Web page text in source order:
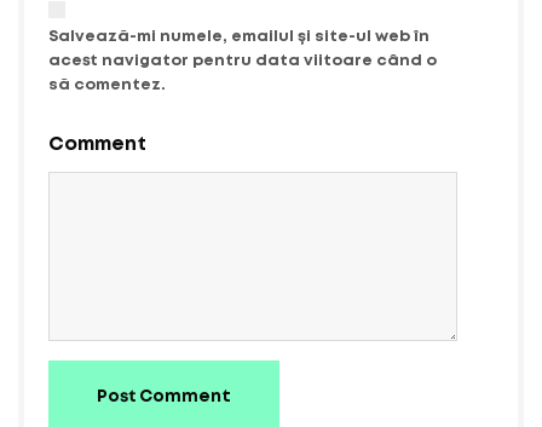
Salvează-mi numele, emailul și site-ul web în
acest navigator pentru data viitoare când o
să comentez.
Comment
Post Comment